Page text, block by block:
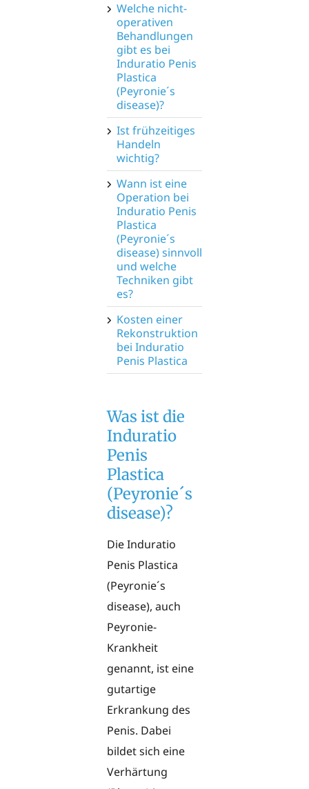
Welche nicht-
operativen
Behandlungen
gibt es bei
Induratio Penis
Plastica
(Peyronie´s
disease)?
Ist frühzeitiges
Handeln
wichtig?
Wann ist eine
Operation bei
Induratio Penis
Plastica
(Peyronie´s
disease) sinnvoll
und welche
Techniken gibt
es?
Kosten einer
Rekonstruktion
bei Induratio
Penis Plastica
Was ist die
Induratio
Penis
Plastica
(Peyronie´s
disease)?
Die Induratio
Penis Plastica
(Peyronie´s
disease), auch
Peyronie-
Krankheit
genannt, ist eine
gutartige
Erkrankung des
Penis. Dabei
bildet sich eine
Verhärtung